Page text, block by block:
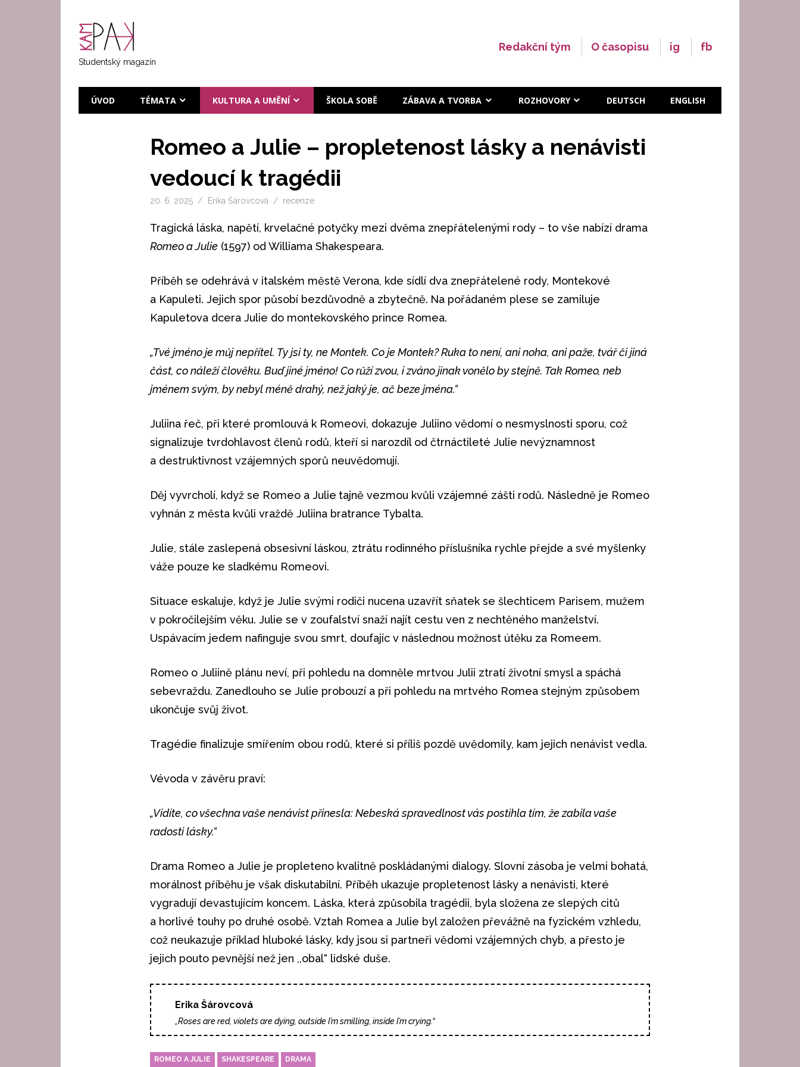
Studentský magazín
Redakční tým O časopisu ig fb
ÚVOD TÉMATA KULTURA A UMĚNÍ ŠKOLA SOBĚ ZÁBAVA A TVORBA ROZHOVORY DEUTSCH ENGLISH
Romeo a Julie – propletenost lásky a nenávisti
vedoucí k tragédii
20. 6. 2025 Erika Šárovcová recenze
Tragická láska, napětí, krvelačné potyčky mezi dvěma znepřátelenými rody – to vše nabízí drama
Romeo a Julie (1597) od Williama Shakespeara.
Příběh se odehrává v italském městě Verona, kde sídlí dva znepřátelené rody, Montekové
a Kapuleti. Jejich spor působí bezdůvodně a zbytečně. Na pořádaném plese se zamiluje
Kapuletova dcera Julie do montekovského prince Romea.
„Tvé jméno je můj nepřítel. Ty jsi ty, ne Montek. Co je Montek? Ruka to není, ani noha, ani paže, tvář či jiná
část, co náleží člověku. Buď jiné jméno! Co růží zvou, i zváno jinak vonělo by stejně. Tak Romeo, neb
jménem svým, by nebyl méně drahý, než jaký je, ač beze jména.“
Juliina řeč, při které promlouvá k Romeovi, dokazuje Juliino vědomí o nesmyslnosti sporu, což
signalizuje tvrdohlavost členů rodů, kteří si narozdíl od čtrnáctileté Julie nevýznamnost
a destruktivnost vzájemných sporů neuvědomují.
Děj vyvrcholí, když se Romeo a Julie tajně vezmou kvůli vzájemné zášti rodů. Následně je Romeo
vyhnán z města kvůli vraždě Juliina bratrance Tybalta.
Julie, stále zaslepená obsesivní láskou, ztrátu rodinného příslušníka rychle přejde a své myšlenky
váže pouze ke sladkému Romeovi.
Situace eskaluje, když je Julie svými rodiči nucena uzavřít sňatek se šlechticem Parisem, mužem
v pokročilejším věku. Julie se v zoufalství snaží najít cestu ven z nechtěného manželství.
Uspávacím jedem nafinguje svou smrt, doufajíc v následnou možnost útěku za Romeem.
Romeo o Juliině plánu neví, při pohledu na domněle mrtvou Julii ztratí životní smysl a spáchá
sebevraždu. Zanedlouho se Julie probouzí a při pohledu na mrtvého Romea stejným způsobem
ukončuje svůj život.
Tragédie finalizuje smířením obou rodů, které si příliš pozdě uvědomily, kam jejich nenávist vedla.
Vévoda v závěru praví:
„Vidíte, co všechna vaše nenávist přinesla: Nebeská spravedlnost vás postihla tím, že zabila vaše
radosti lásky.“
Drama Romeo a Julie je propleteno kvalitně poskládanými dialogy. Slovní zásoba je velmi bohatá,
morálnost příběhu je však diskutabilní. Příběh ukazuje propletenost lásky a nenávisti, které
vygradují devastujícím koncem. Láska, která způsobila tragédii, byla složena ze slepých citů
a horlivé touhy po druhé osobě. Vztah Romea a Julie byl založen převážně na fyzickém vzhledu,
což neukazuje příklad hluboké lásky, kdy jsou si partneři vědomi vzájemných chyb, a přesto je
jejich pouto pevnější než jen ,,obal“ lidské duše.
Erika Šárovcová
„Roses are red, violets are dying, outside I’m smilling, inside I’m crying.“
ROMEO A JULIE SHAKESPEARE DRAMA